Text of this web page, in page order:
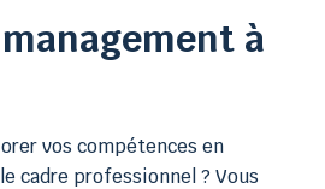
à
vos compétences en
cadre professionnel ? Vous